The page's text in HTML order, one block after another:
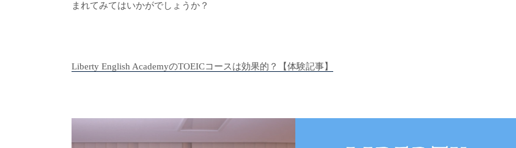
まれてみてはいかがでしょうか？
Liberty English AcademyのTOEICコースは効果的？【体験記事】